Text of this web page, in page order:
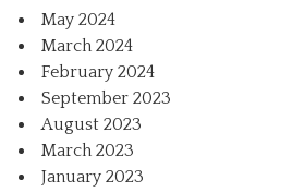
May 2024
March 2024
February 2024
September 2023
August 2023
March 2023
January 2023